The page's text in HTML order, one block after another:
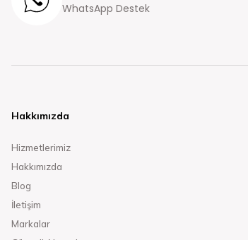
WhatsApp Destek
Hakkımızda
Hizmetlerimiz
Hakkımızda
Blog
İletişim
Markalar